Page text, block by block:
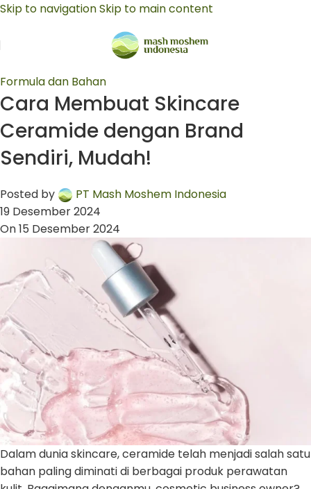
Skip to navigationSkip to main content
Formula dan Bahan
Cara Membuat Skincare
Ceramide dengan Brand
Sendiri, Mudah!
Posted by
PT Mash Moshem Indonesia
19 Desember 2024
On 15 Desember 2024
Dalam dunia skincare, ceramide telah menjadi salah satu
bahan paling diminati di berbagai produk perawatan